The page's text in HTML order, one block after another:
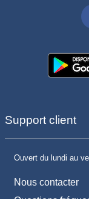
Support client
Ouvert du lundi au
Nous contacter